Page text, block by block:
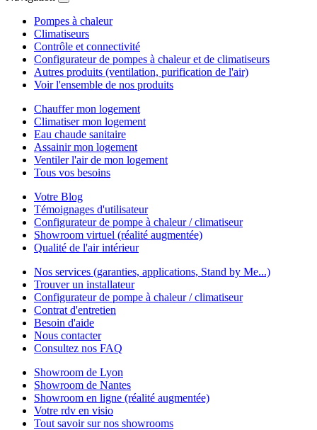
Pompes à chaleur
Climatiseurs
Contrôle et connectivité
Configurateur de pompes à chaleur et de climatiseurs
Autres produits (ventilation, purification de l'air)
Voir l'ensemble de nos produits
Chauffer mon logement
Climatiser mon logement
Eau chaude sanitaire
Assainir mon logement
Ventiler l'air de mon logement
Tous vos besoins
Votre Blog
Témoignages d'utilisateur
Configurateur de pompe à chaleur / climatiseur
Showroom virtuel (réalité augmentée)
Qualité de l'air intérieur
Nos services (garanties, applications, Stand by Me...)
Trouver un installateur
Configurateur de pompe à chaleur / climatiseur
Contrat d'entretien
Besoin d'aide
Nous contacter
Consultez nos FAQ
Showroom de Lyon
Showroom de Nantes
Showroom en ligne (réalité augmentée)
Votre rdv en visio
Tout savoir sur nos showrooms